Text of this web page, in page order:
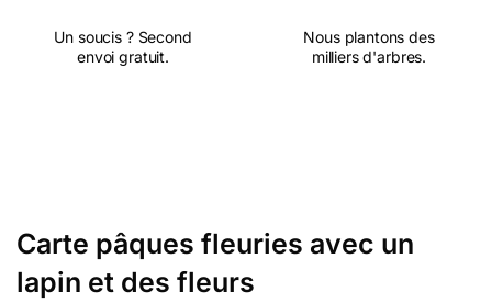
Un soucis ? Second
envoi gratuit.
Nous plantons des
milliers d'arbres.
Carte pâques fleuries avec un
lapin et des fleurs